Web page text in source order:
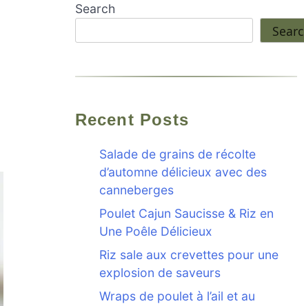
Search
Recent Posts
Salade de grains de récolte
d’automne délicieux avec des
canneberges
Poulet Cajun Saucisse & Riz en
Une Poêle Délicieux
Riz sale aux crevettes pour une
explosion de saveurs
Wraps de poulet à l’ail et au